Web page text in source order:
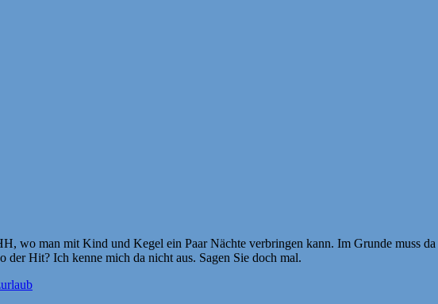
wo man mit Kind und Kegel ein Paar Nächte verbringen kann. Im Grunde muss
Hit? Ich kenne mich da nicht aus. Sagen Sie doch mal.